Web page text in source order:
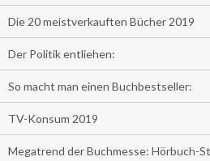
Die 20 meistverkauften Bücher 2019
Der Politik entliehen:
So macht man einen Buchbestseller:
TV-Konsum 2019
Megatrend der Buchmesse: Hörbuch-